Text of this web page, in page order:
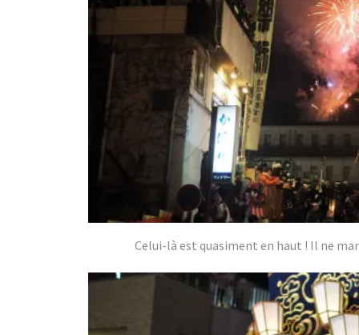
Celui-là est quasiment en haut ! Il ne